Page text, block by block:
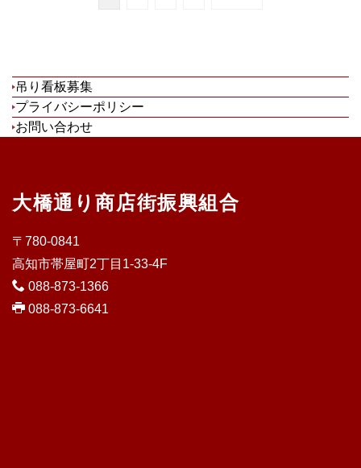
吊り看板募集
プライバシーポリシー
お問い合わせ
大橋通り商店街振興組合
〒780-0841
高知市帯屋町2丁目1-33-4F
088-873-1366
088-873-6641